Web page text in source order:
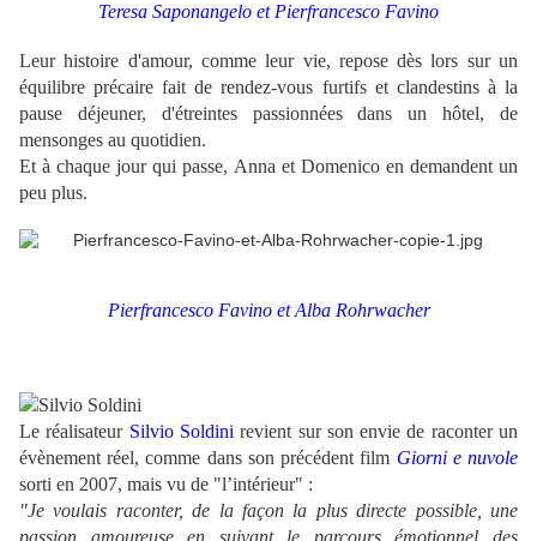
Teresa Saponangelo et Pierfrancesco Favino
Leur histoire d'amour, comme leur vie, repose dès lors sur un
équilibre précaire fait de rendez-vous furtifs et clandestins à la
pause déjeuner, d'étreintes passionnées dans un hôtel, de
mensonges au quotidien.
Et à chaque jour qui passe, Anna et Domenico en demandent un
peu plus.
Pierfrancesco Favino et Alba Rohrwacher
Le réalisateur Silvio Soldini revient sur son envie de raconter un
évènement réel, comme dans son précédent film Giorni e nuvole
sorti en 2007, mais vu de "l’intérieur" :
"Je voulais raconter, de la façon la plus directe possible, une